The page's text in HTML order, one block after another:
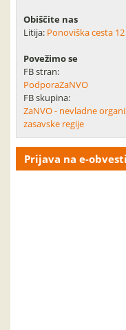
Obiščite nas
Litija: Ponoviška cesta 12
Povežimo se
FB stran:
PodporaZaNVO
FB skupina:
ZaNVO - nevladne
zasavske regije
Prijava na e-